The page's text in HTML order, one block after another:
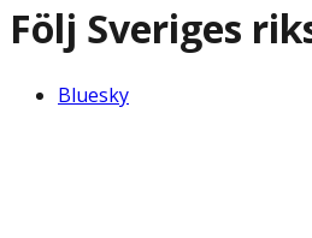
Följ Sveriges
Bluesky